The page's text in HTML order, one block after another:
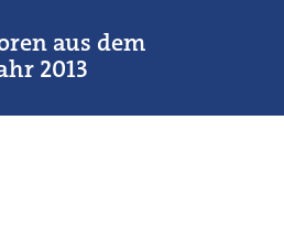
aus dem
2013